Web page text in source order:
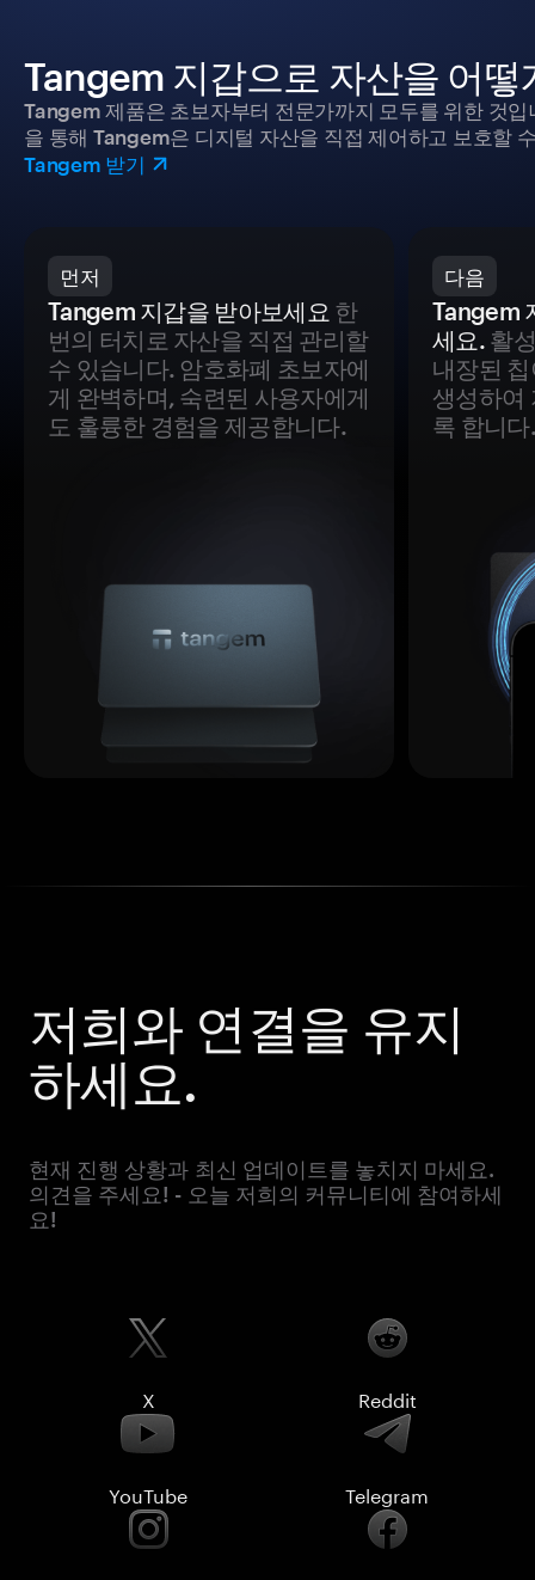
Tangem 지갑으로 자산을 어떻
Tangem 제품은 초보자부터 전문가까지 모두를 위한 것
을 통해 Tangem은 디지털 자산을 직접 제어하고 보호할
Tangem 받기
먼저
Tangem 지갑을 받아보세요 한
번의 터치로 자산을 직접 관리할
수 있습니다. 암호화폐 초보자에
게 완벽하며, 숙련된 사용자에게
도 훌륭한 경험을 제공합니다.
다음
Tangem
세요.활
내장된
생성하여
록 합니다.
저희와 연결을 유지
하세요.
현재 진행 상황과 최신 업데이트를 놓치지 마세요.
의견을 주세요! - 오늘 저희의 커뮤니티에 참여하세
요!
X Reddit
YouTube Telegram